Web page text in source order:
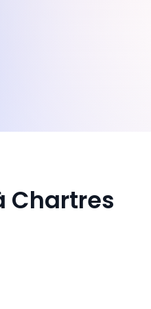
Chartres